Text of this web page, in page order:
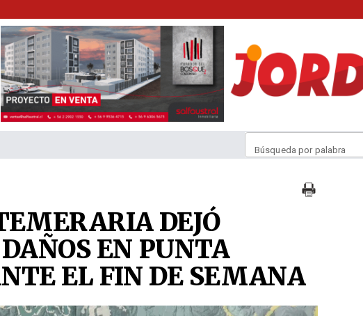
Búsqueda por palabra
DEJÓ
EN PUNTA
EL FIN DE SEMANA